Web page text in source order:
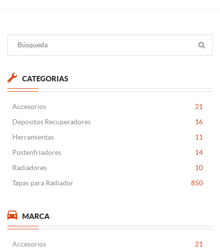
CATEGORIAS
Accesorios
21
Depositos Recuperadores
16
Herramientas
11
Postenfriadores
14
Radiadores
10
Tapas para Radiador
850
MARCA
Accesorios
21